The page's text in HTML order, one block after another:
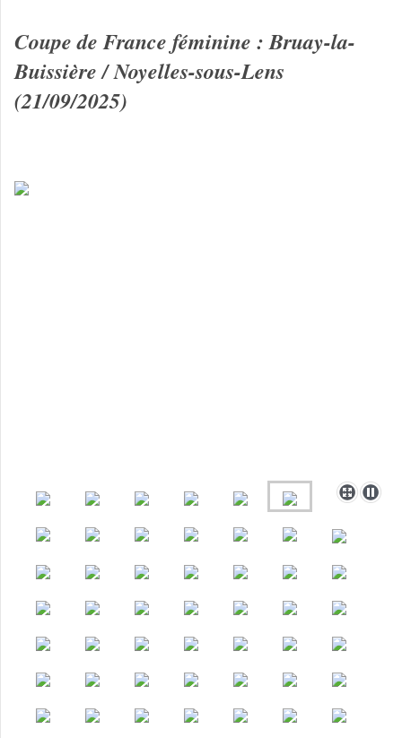
Coupe de France féminine : Bruay-la-
Buissière / Noyelles-sous-Lens
(21/09/2025)